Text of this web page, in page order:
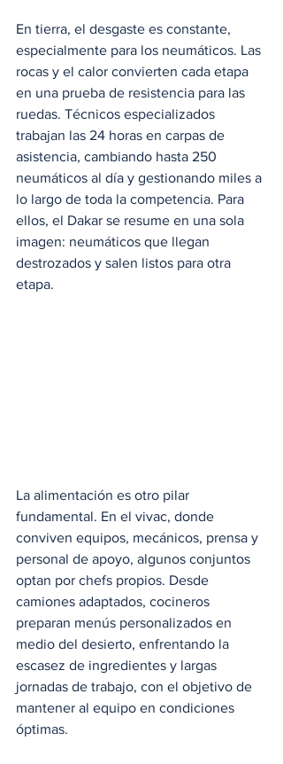
En tierra, el desgaste es constante,
especialmente para los neumáticos. Las
rocas y el calor convierten cada etapa
en una prueba de resistencia para las
ruedas. Técnicos especializados
trabajan las 24 horas en carpas de
asistencia, cambiando hasta 250
neumáticos al día y gestionando miles a
lo largo de toda la competencia. Para
ellos, el Dakar se resume en una sola
imagen: neumáticos que llegan
destrozados y salen listos para otra
etapa.
La alimentación es otro pilar
fundamental. En el vivac, donde
conviven equipos, mecánicos, prensa y
personal de apoyo, algunos conjuntos
optan por chefs propios. Desde
camiones adaptados, cocineros
preparan menús personalizados en
medio del desierto, enfrentando la
escasez de ingredientes y largas
jornadas de trabajo, con el objetivo de
mantener al equipo en condiciones
óptimas.